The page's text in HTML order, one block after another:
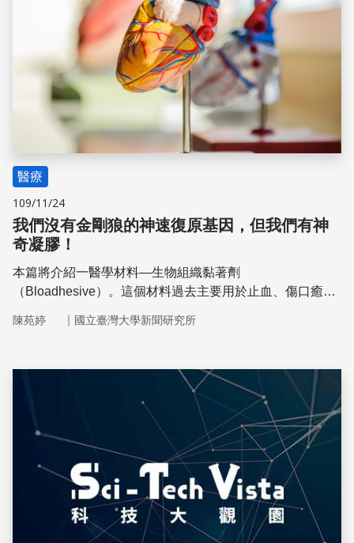
醫療
109/11/24
我們沒有金剛狼的神速復原基因，但我們有神
奇凝膠！
本篇將介紹一醫學材料—生物組織黏著劑
（Bloadhesive）。這個材料過去主要用於止血、傷口癒合
有高含水率與良好機械強度的特性，使其得以最為人體組織
織生長，是未來人工器官的潛力材料。
陳苑婷 ｜ 國立臺灣大學新聞研究所
儲存